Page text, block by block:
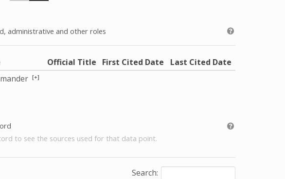
administrative and other roles
Official Title First Cited Date
Last Cited Date
[+]
to see the sources used for that data point.
Search: